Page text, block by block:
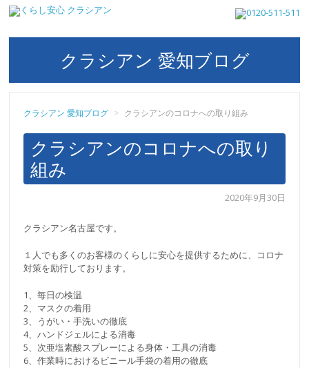
クラシアン 愛知ブログ
クラシアン 愛知ブログ > クラシアンのコロナへの取り組み
クラシアンのコロナへの取り
組み
2020年9月30日
クラシアン名古屋です。
１人でも多くのお客様のくらしに安心を提供するために、コロナ
対策を励行しております。
1、毎日の検温
2、マスクの着用
3、うがい・手洗いの徹底
4、ハンドジェルによる消毒
5、次亜塩素酸スプレーによる身体・工具の消毒
6、作業時におけるビニール手袋の着用の徹底